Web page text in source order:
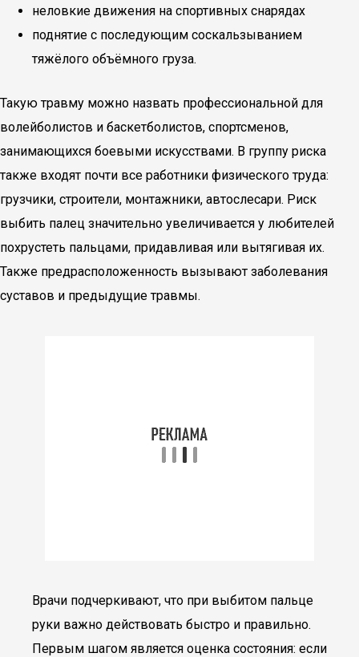
неловкие движения на спортивных снарядах
поднятие с последующим соскальзыванием
тяжёлого объёмного груза.
Такую травму можно назвать профессиональной для
волейболистов и баскетболистов, спортсменов,
занимающихся боевыми искусствами. В группу риска
также входят почти все работники физического труда:
грузчики, строители, монтажники, автослесари. Риск
выбить палец значительно увеличивается у любителей
похрустеть пальцами, придавливая или вытягивая их.
Также предрасположенность вызывают заболевания
суставов и предыдущие травмы.
Врачи подчеркивают, что при выбитом пальце
руки важно действовать быстро и правильно.
Первым шагом является оценка состояния: если